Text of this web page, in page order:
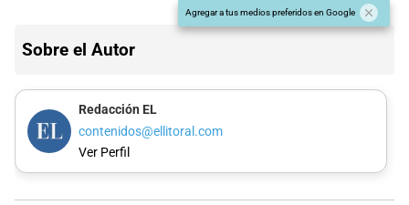
Agregar a tus medios preferidos en Google
Sobre el Autor
Redacción EL
contenidos@ellitoral.com
Ver Perfil